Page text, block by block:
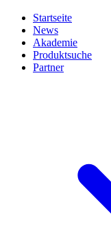
Startseite
News
Akademie
Produktsuche
Partner